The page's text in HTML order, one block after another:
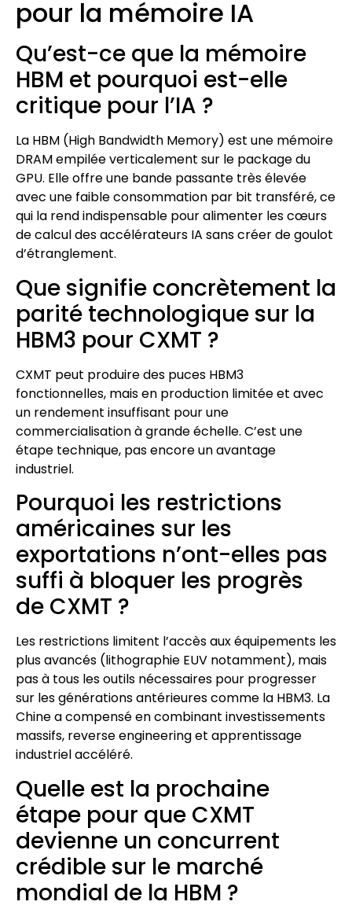
pour la mémoire IA
Qu’est-ce que la mémoire
HBM et pourquoi est-elle
critique pour l’IA ?
La HBM (High Bandwidth Memory) est une mémoire
DRAM empilée verticalement sur le package du
GPU. Elle offre une bande passante très élevée
avec une faible consommation par bit transféré, ce
qui la rend indispensable pour alimenter les cœurs
de calcul des accélérateurs IA sans créer de goulot
d’étranglement.
Que signifie concrètement la
parité technologique sur la
HBM3 pour CXMT ?
CXMT peut produire des puces HBM3
fonctionnelles, mais en production limitée et avec
un rendement insuffisant pour une
commercialisation à grande échelle. C’est une
étape technique, pas encore un avantage
industriel.
Pourquoi les restrictions
américaines sur les
exportations n’ont-elles pas
suffi à bloquer les progrès
de CXMT ?
Les restrictions limitent l’accès aux équipements les
plus avancés (lithographie EUV notamment), mais
pas à tous les outils nécessaires pour progresser
sur les générations antérieures comme la HBM3. La
Chine a compensé en combinant investissements
massifs, reverse engineering et apprentissage
industriel accéléré.
Quelle est la prochaine
étape pour que CXMT
devienne un concurrent
crédible sur le marché
mondial de la HBM ?